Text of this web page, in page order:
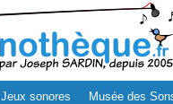
Jeux sonores Musée des